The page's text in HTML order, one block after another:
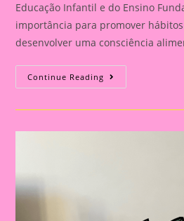
Educação Infantil e do Ensino
importância para promover
desenvolver uma consciência
Continue Reading Atividade
Alimentação